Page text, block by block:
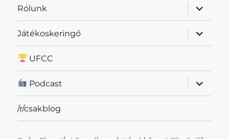
Rólunk
almenü
Játékoskeringő
almenü
UFCC
Podcast
almenü
/r/csakblog